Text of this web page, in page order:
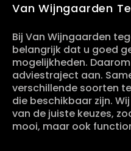
Van Wijngaarden
Bij Van Wijngaarden
belangrijk dat u goed
mogelijkheden.
adviestraject aan.
verschillende soorten
die beschikbaar zijn.
van de juiste keuzes,
mooi, maar ook